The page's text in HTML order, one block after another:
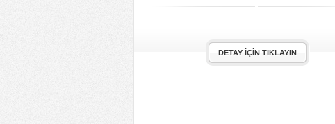
...
DETAY İÇIN TIKLAYIN